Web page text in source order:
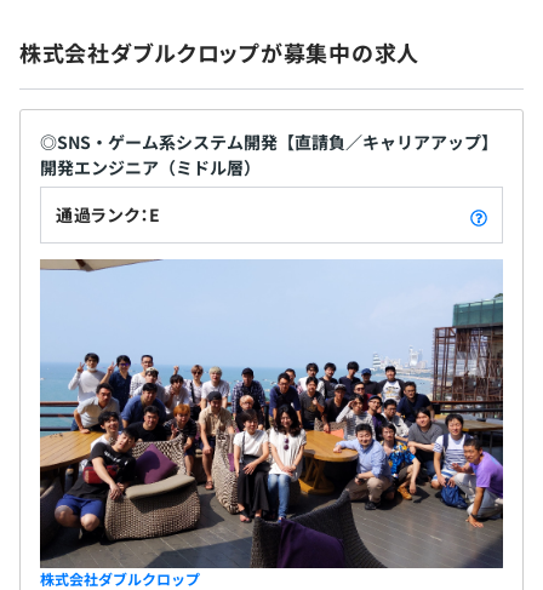
■資格支援制度
└資格試験受験費用、動画学習、書籍購入費用補助：年5
万円
■退職金制度
■オフィス内禁煙
■服装自由（私服可）
■髪型・髪色・ネイル・ピアス自由（案件による）
■社員旅行
■個人型確定拠出年金iDeCo+
■健康診断
■トレーニングジム無料
■マッサージルーム
賞与あり：年2回／7月・12月
株式会社ダブルクロップが募集中の求人
◎SNS・ゲーム系システム開発【直請負／キャリアアップ】
開発エンジニア（ミドル層）
通過ランク：E
株式会社ダブルクロップ